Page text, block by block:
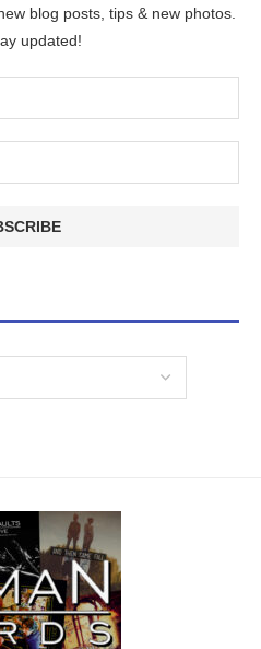
blog posts, tips & new photos.
updated!